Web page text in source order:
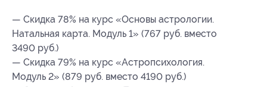
— Скидка 78% на курс «Основы астрологии.
Натальная карта. Модуль 1» (767 руб. вместо
3490 руб.)
— Скидка 79% на курс «Астропсихология.
Модуль 2» (879 руб. вместо 4190 руб.)